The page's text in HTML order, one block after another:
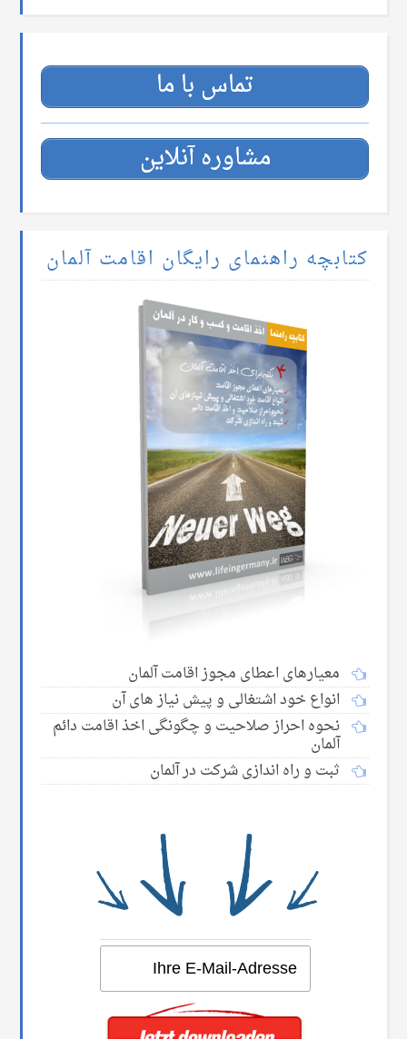
تماس با ما
مشاوره آنلاین
کتابچه راهنمای رایگان اقامت آلمان
معیارهای اعطای مجوز اقامت آلمان
انواع خود اشتغالی و پیش نیاز های آن
نحوه احراز صلاحیت و چگونگی اخذ اقامت دائم
آلمان
ثبت و راه اندازی شرکت در آلمان